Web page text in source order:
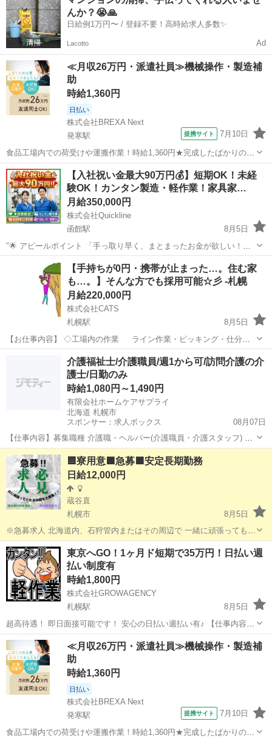
がかかりま...
んか？😭🙏
日給例1万円〜 / 登録不要！高時給求人多数✨
Lacotto Ad
≪月収26万円・派遣社員≫機械操作・製造補
助
時給1,360円
日払い
株式会社BREXA Next
発寒駅
提携サイト 7月10日
食品工場内での荷受けや運搬作業！時給1,360円★完成したばかりの新
しい工場での勤務◎空調完備で1年中快適作業★日払い制度あり！マイ
カー通勤可！工場敷地内無料駐車場あり！休出ほぼなし！《北海道札
幌市手稲区》 人気の工場のお...
北海道 札幌市 発寒駅 その他
【入社祝い金最大90万円💰】短期OK！未経
験OK！カンタン製造・軽作業！家具家…
月給350,000円
株式会社Quickline
函館駅
8月5日
"🌟 アピールポイント 「手っ取り早く、まとまったお金が欲しい！」
「今の生活を抜け出して、すぐにでも新生活を始めたい！」 そんなあ
なたの願い、ここで叶えませんか？🤝✨ 全国2万件以上の圧倒的な求人
数の中から、あ...
札幌市 函館駅 工場 時給
【手持ちが0円・携帯が止まった…。住む家
も…。】そんな方でも採用可能☆彡 -札幌
月給220,000円
株式会社CATS
札幌駅
8月5日
【お仕事内容】 ◇工場内の作業 ライン作業・ピッキング・仕分
け・梱包・シール貼りなど 機械部品の仕分け、運搬、組み立て、加工
OP、検査、梱包など 未経験の方でも出来るお仕事です！ 【★最強の
札幌駅 仕分け ライン
介護福祉士/介護職員/週1から可/訪問介護の介
護士/日勤のみ
時給1,080円～1,490円
有限会社ホームケアサプライ
北海道 札幌市
スポンサー：求人ボックス
08月07日
【仕事内容】募集職種 介護職・ヘルパー(介護職員・介護スタッフ) パ
ート・アルバイト 仕事内容 身体介護、食事介助、入浴介助、排泄介
助、生活援助、リネン交換、利用者宅訪問、調理 給与・手当 <給与>
時給1,080〜1,490円...
アルバイト・パート
🟦寮用意🟩急募🟪安定長期勤務
日給12,000円
蔵谷直
札幌市
8月5日
※急募求人 北海道内、石狩管内またはその周辺で 一緒に頑張ってもら
える方募集 作業内容は 雑工、住宅解体などの作業補助になりま
す。 ※難しい作業はありません。 危険な作業はありません。
未経験の方が多数活躍し...
北海道 札幌市 その他 リモート
東京へGO！1ヶ月ド短期で35万円！日払い週
払い制度有
時給1,800円
株式会社GROWAGENCY
札幌駅
8月5日
超高待遇！ 即日面接可能です！ 安心の日払い週払い有♪ 【仕事内容】
倉庫内でのピッキング 誰でも1日～3日程度あればマスター出来ちゃい
ます 勤務時間 シフト制 休日 土日 時給180...
北海道 札幌市 札幌駅 その他 時給
≪月収26万円・派遣社員≫機械操作・製造補
助
時給1,360円
日払い
株式会社BREXA Next
発寒駅
提携サイト 7月10日
食品工場内での荷受けや運搬作業！時給1,360円★完成したばかりの新